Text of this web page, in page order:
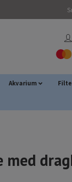
Akvarium
med